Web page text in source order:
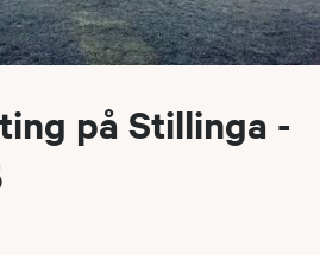
på Stillinga -